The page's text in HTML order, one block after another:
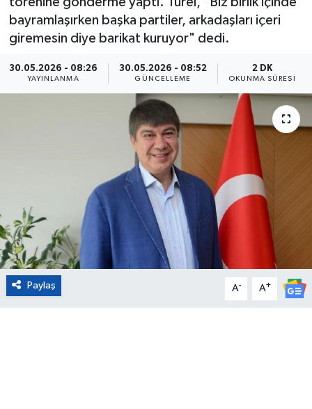
bayramlaşırken başka partiler, arkadaşları içeri
giremesin diye barikat kuruyor" dedi.
30.05.2026 - 08:26
YAYINLANMA
30.05.2026 - 08:52
GÜNCELLEME
2 DK
OKUNMA SÜRESI
Paylaş A- A+
Dünya
Eğitim
Kültür ve Sanat
Sivil Toplum